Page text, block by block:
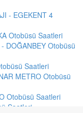
- EGEKENT 4
Otobüsü Saatleri
DOĞANBEY Otobüsü
Saatleri
METRO Otobüsü
Otobüsü Saatleri
Saatleri